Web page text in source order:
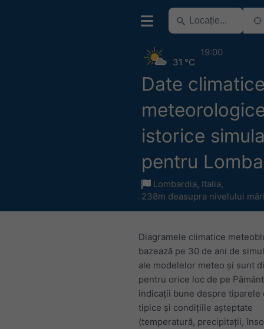
Date
istorice
pentru
Lombardia, Italia,
238m deasupra nivelului
31 °C
19:00
Diagramele climatice
bazează pe 30 de ani de
ale modelelor meteo și sunt
pentru orice loc de pe
indicații bune despre tiparele
tipice și condițiile așteptate
(temperatură, precipitații,